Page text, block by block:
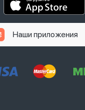
Наши приложения